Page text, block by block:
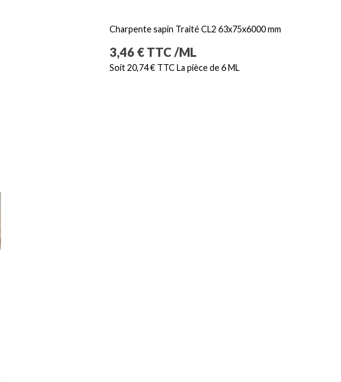
Charpente sapin Traité CL2 63x75x6000 mm
Prix
3,46 € TTC /ML
Soit 20,74 € TTC La pièce de 6 ML